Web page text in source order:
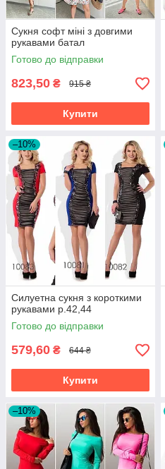
Сукня софт міні з довгими
рукавами батал
Готово до відправки
823,50 ₴ 915 ₴
Купити
–10%
Силуетна сукня з короткими
рукавами р.42,44
Готово до відправки
579,60 ₴ 644 ₴
Купити
–10%